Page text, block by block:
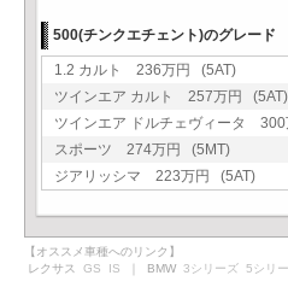
500(チンクエチェント)のグレード
1.2 カルト 236万円 (5AT)
ツインエア カルト 257万円 (5AT)
ツインエア ドルチェヴィータ
スポーツ 274万円 (5MT)
ジアリッシマ 223万円 (5AT)
【オススメ車種へのリンク】
レクサス GS IS ｜ BMW 3シリーズ 5シリ